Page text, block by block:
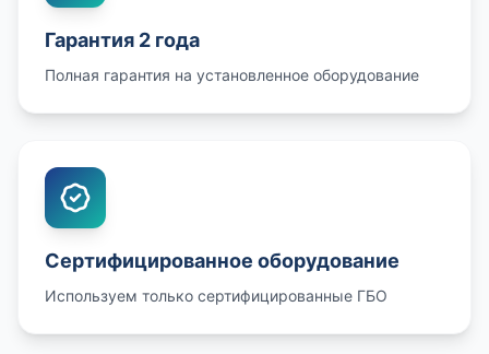
Гарантия 2 года
Полная гарантия на установленное оборудование
Сертифицированное оборудование
Используем только сертифицированные ГБО